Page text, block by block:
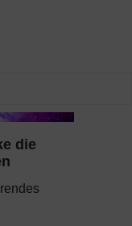
die